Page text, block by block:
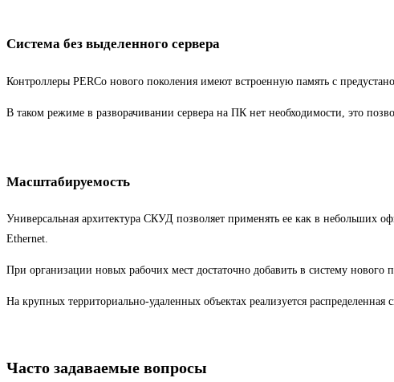
Система без выделенного сервера
Контроллеры PERCo нового поколения имеют встроенную память с
В таком режиме в разворачивании сервера на ПК нет необходимости, это
Масштабируемость
Универсальная архитектура СКУД позволяет применять ее как в небольших
Ethernet.
При организации новых рабочих мест достаточно добавить в систему нового
На крупных территориально-удаленных объектах реализуется распределенная
Часто задаваемые вопросы